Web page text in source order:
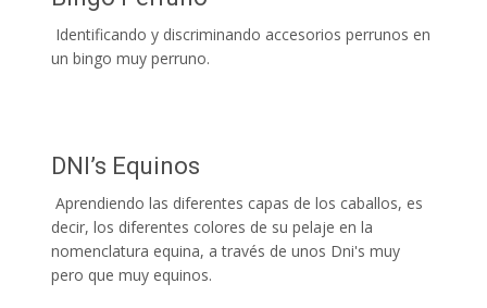
Identificando y discriminando accesorios perrunos en
un bingo muy perruno.
DNI’s Equinos
Aprendiendo las diferentes capas de los caballos, es
decir, los diferentes colores de su pelaje en la
nomenclatura equina, a través de unos Dni's muy
pero que muy equinos.